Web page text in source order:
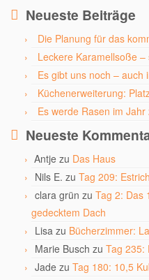
Neueste Beiträge
Die Planung für das
Leckere Karamellsoße
Es gibt uns noch – auch
Küchenerweiterung:
Es werde Rasen im
Neueste
Antje zu Das Haus
Nils E. zu Tag 209:
clara grün zu Tag 2: Das
gedecktem Dach
Lisa zu Bücherzimmer:
Marie Busch zu Tag 235:
Jade zu Tag 180: 10,5